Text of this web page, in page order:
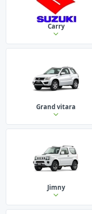
Carry
Grand vitara
Jimny